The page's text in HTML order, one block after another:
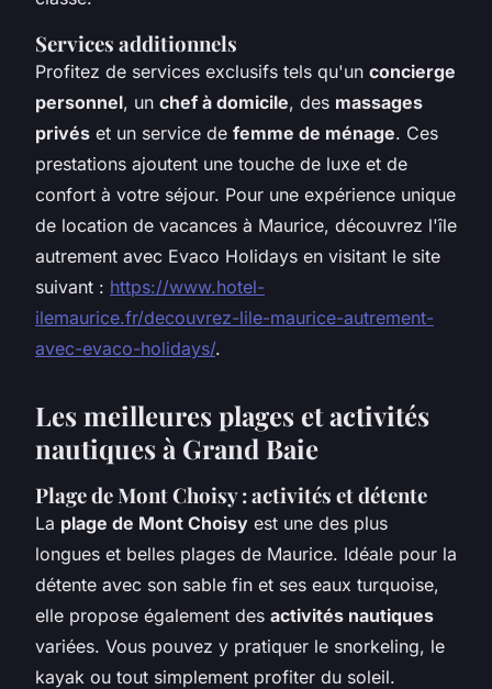
Services additionnels
Profitez de services exclusifs tels qu'un concierge
personnel, un chef à domicile, des massages
privés et un service de femme de ménage. Ces
prestations ajoutent une touche de luxe et de
confort à votre séjour. Pour une expérience unique
de location de vacances à Maurice, découvrez l'île
autrement avec Evaco Holidays en visitant le site
suivant : https://www.hotel-
ilemaurice.fr/decouvrez-lile-maurice-autrement-
avec-evaco-holidays/.
Les meilleures plages et activités
nautiques à Grand Baie
Plage de Mont Choisy : activités et détente
La plage de Mont Choisy est une des plus
longues et belles plages de Maurice. Idéale pour la
détente avec son sable fin et ses eaux turquoise,
elle propose également des activités nautiques
variées. Vous pouvez y pratiquer le snorkeling, le
kayak ou tout simplement profiter du soleil.